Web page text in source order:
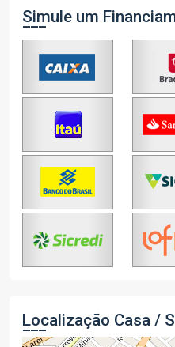
Simule um
Localização Casa /